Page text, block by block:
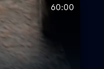
60:00